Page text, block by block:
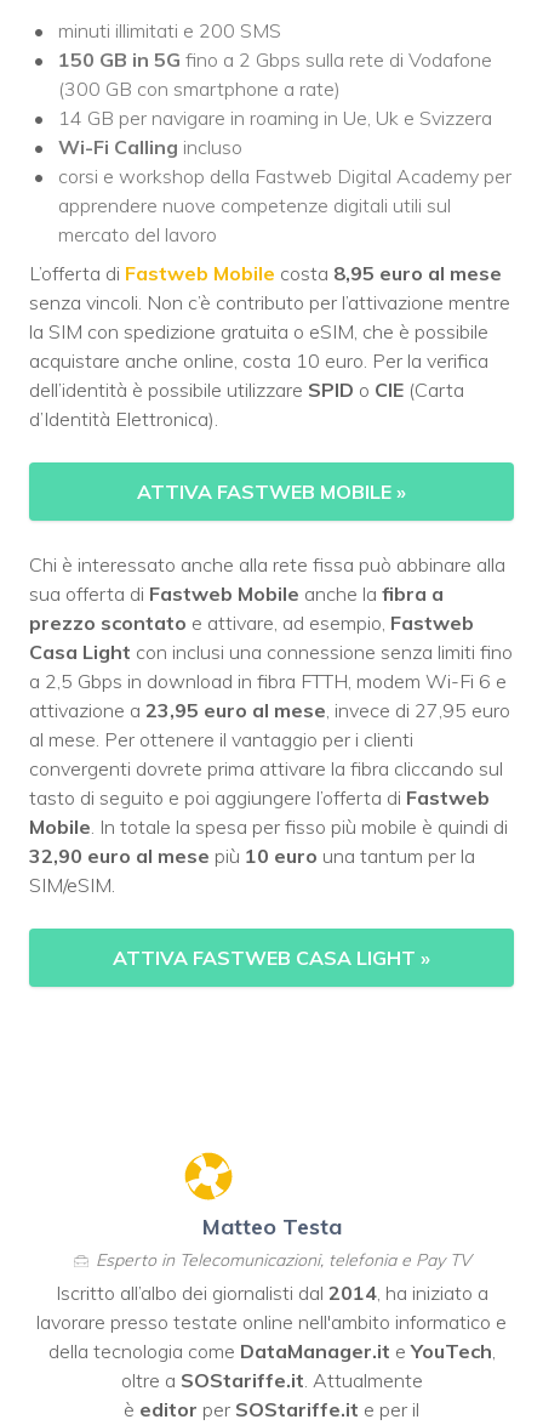
minuti illimitati e 200 SMS
150 GB in 5G fino a 2 Gbps sulla rete di Vodafone
(300 GB con smartphone a rate)
14 GB per navigare in roaming in Ue, Uk e Svizzera
Wi-Fi Calling incluso
corsi e workshop della Fastweb Digital Academy per
apprendere nuove competenze digitali utili sul
mercato del lavoro
L’offerta di Fastweb Mobile costa 8,95 euro al mese
senza vincoli. Non c’è contributo per l’attivazione mentre
la SIM con spedizione gratuita o eSIM, che è possibile
acquistare anche online, costa 10 euro. Per la verifica
dell’identità è possibile utilizzare SPID o CIE (Carta
d’Identità Elettronica).
ATTIVA FASTWEB MOBILE »
Chi è interessato anche alla rete fissa può abbinare alla
sua offerta di Fastweb Mobile anche la fibra a
prezzo scontato e attivare, ad esempio, Fastweb
Casa Light con inclusi una connessione senza limiti fino
a 2,5 Gbps in download in fibra FTTH, modem Wi-Fi 6 e
attivazione a 23,95 euro al mese, invece di 27,95 euro
al mese. Per ottenere il vantaggio per i clienti
convergenti dovrete prima attivare la fibra cliccando sul
tasto di seguito e poi aggiungere l’offerta di Fastweb
Mobile. In totale la spesa per fisso più mobile è quindi di
32,90 euro al mese più 10 euro una tantum per la
SIM/eSIM.
ATTIVA FASTWEB CASA LIGHT »
Matteo Testa
Esperto in Telecomunicazioni, telefonia e Pay TV
Iscritto all’albo dei giornalisti dal 2014, ha iniziato a
lavorare presso testate online nell'ambito informatico e
della tecnologia come DataManager.it eYouTech,
oltre a SOStariffe.it. Attualmente
è editor per SOStariffe.it e per il